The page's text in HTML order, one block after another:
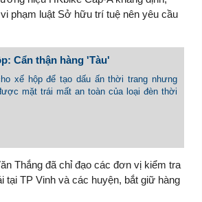
phạm luật Sở hữu trí tuệ nên yêu cầu
Cẩn thận hàng 'Tàu'
xế hộp để tạo dấu ấn thời trang nhưng
mặt trái mất an toàn của loại đèn thời
Thắng đã chỉ đạo các đơn vị kiểm tra
tại TP Vinh và các huyện, bắt giữ hàng
Việc sử dụng hiệu quả chính
đóng vai trò tạo nền tảng cho
tăng trưởng bền vững dài hạn.